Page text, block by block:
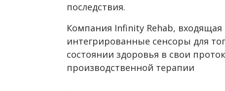
последствия.
Компания Infinity Rehab, входящая
интегрированные сенсоры для
состоянии здоровья в свои
производственной терапии